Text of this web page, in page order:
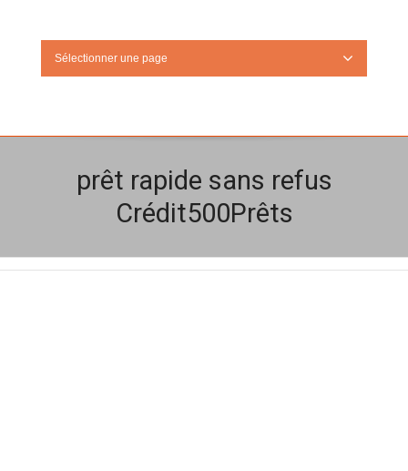
Sélectionner une page
prêt rapide sans refus
Crédit500Prêts